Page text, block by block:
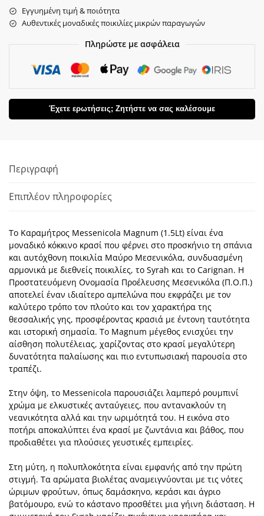
Εγγυημένη τιμή & ποιότητα
Αυθεντικές μοναδικές ποικιλίες μικρών παραγωγών
Πληρώστε με ασφάλεια
Έχετε ερωτήσεις; Ζητήστε να σας καλέσουμε
Περιγραφή
Επιπλέον πληροφορίες
Το Καραμήτρος Messenicola Magnum (1.5Lt) είναι ένα
μοναδικό κόκκινο κρασί που φέρνει στο προσκήνιο τη σπάνια
και αυτόχθονη ποικιλία Μαύρο Μεσενικόλα, συνδυασμένη
αρμονικά με διεθνείς ποικιλίες, το Syrah και το Carignan. Η
Προστατευόμενη Ονομασία Προέλευσης Μεσενικόλα (Π.Ο.Π.)
αποτελεί έναν ιδιαίτερο αμπελώνα που εκφράζει με τον
καλύτερο τρόπο τον πλούτο και τον χαρακτήρα της
θεσσαλικής γης, προσφέροντας κρασιά με έντονη ταυτότητα
και ιστορική σημασία. Το Magnum μέγεθος ενισχύει την
αίσθηση πολυτέλειας, χαρίζοντας στο κρασί μεγαλύτερη
δυνατότητα παλαίωσης και πιο εντυπωσιακή παρουσία στο
τραπέζι.
Στην όψη, το Messenicola παρουσιάζει λαμπερό ρουμπινί
χρώμα με ελκυστικές ανταύγειες, που αντανακλούν τη
νεανικότητα αλλά και την ωριμότητά του. Η εικόνα στο
ποτήρι αποκαλύπτει ένα κρασί με ζωντάνια και βάθος, που
προδιαθέτει για πλούσιες γευστικές εμπειρίες.
Στη μύτη, η πολυπλοκότητα είναι εμφανής από την πρώτη
στιγμή. Τα αρώματα βιολέτας αναμειγνύονται με τις νότες
ώριμων φρούτων, όπως δαμάσκηνο, κεράσι και άγριο
βατόμουρο, ενώ το κάστανο προσθέτει μια γήινη διάσταση. Η